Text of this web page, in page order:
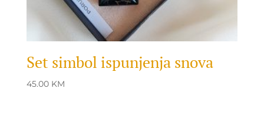
Set simbol ispunjenja snova
45.00 KM